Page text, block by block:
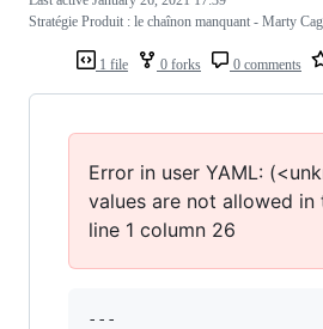
1 file 0 forks 0 comments
Stratégie Produit : le chaînon manquant - Marty
Error in user YAML:
values are not allowed
line 1 column 26